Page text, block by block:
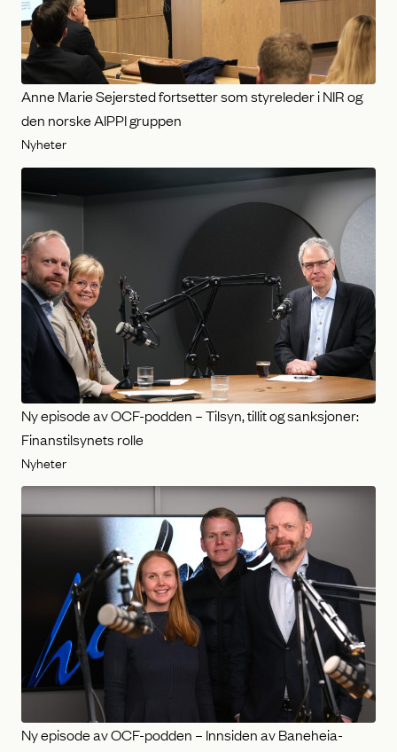
Anne Marie Sejersted fortsetter som styreleder i NIR og
den norske AIPPI gruppen
Nyheter
Ny episode av OCF-podden – Tilsyn, tillit og sanksjoner:
Finanstilsynets rolle
Nyheter
Ny episode av OCF-podden – Innsiden av Baneheia-